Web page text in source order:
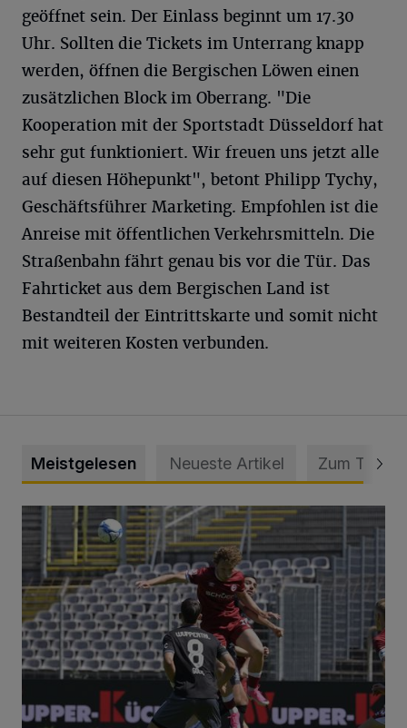
geöffnet sein. Der Einlass beginnt um 17.30
Uhr. Sollten die Tickets im Unterrang knapp
werden, öffnen die Bergischen Löwen einen
zusätzlichen Block im Oberrang. "Die
Kooperation mit der Sportstadt Düsseldorf hat
sehr gut funktioniert. Wir freuen uns jetzt alle
auf diesen Höhepunkt", betont Philipp Tychy,
Geschäftsführer Marketing. Empfohlen ist die
Anreise mit öffentlichen Verkehrsmitteln. Die
Straßenbahn fährt genau bis vor die Tür. Das
Fahrticket aus dem Bergischen Land ist
Bestandteil der Eintrittskarte und somit nicht
mit weiteren Kosten verbunden.
Meistgelesen Neueste Artikel Zum Thema
WSV: Übertragung im Barmer Bahnhof und klare Ansage